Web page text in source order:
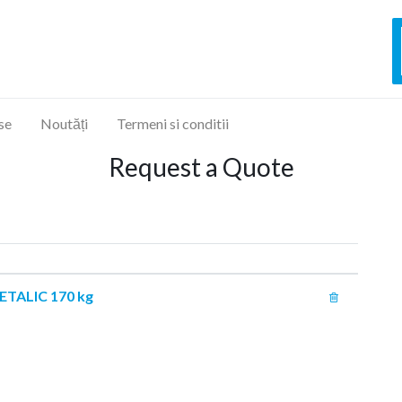
Noutăți Termeni si conditii
Request a Quote
170 kg